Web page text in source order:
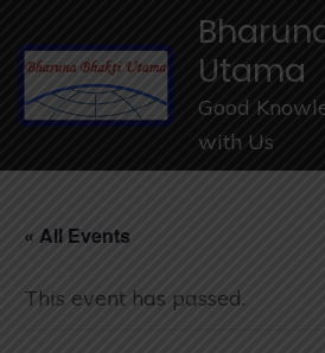
ke
konten
(Tekan
Utama
Good
with Us
« All Events
This event has passed.